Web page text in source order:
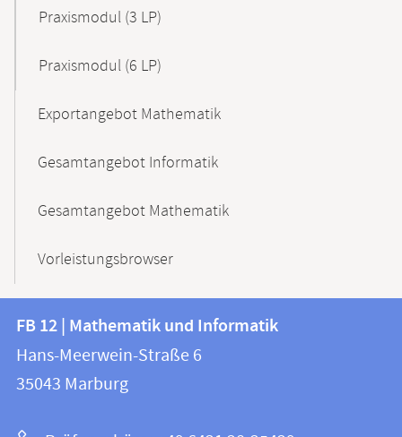
Praxismodul (3 LP)
Praxismodul (6 LP)
Exportangebot Mathematik
Gesamtangebot Informatik
Gesamtangebot Mathematik
Vorleistungsbrowser
Kontakt
und
Informationen
FB
12
|
FB 12 | Mathematik und Informatik
Hans-Meerwein-Straße 6
35043 Marburg